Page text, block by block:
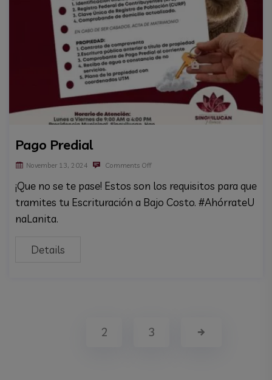
Pago Predial
November 13, 2024 Comments Off
¡Que no se te pase! Estos son los requisitos para que
tramites tu Escrituración a Bajo Costo. #AhórrateU
naLanita.
Details
2 3